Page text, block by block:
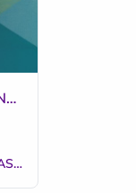
09.08 SANTA CATARINA CANTA NO TEATRO ELIAS ANGELONI